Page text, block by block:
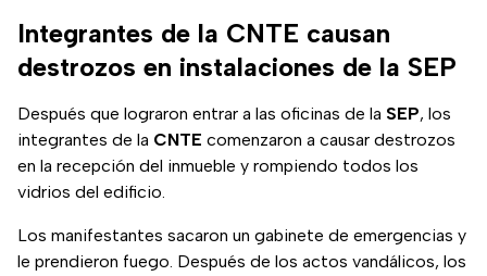
Integrantes de la CNTE causan
destrozos en instalaciones de la SEP
Después que lograron entrar a las oficinas de la SEP, los
integrantes de la CNTE comenzaron a causar destrozos
en la recepción del inmueble y rompiendo todos los
vidrios del edificio.
Los manifestantes sacaron un gabinete de emergencias y
le prendieron fuego. Después de los actos vandálicos, los